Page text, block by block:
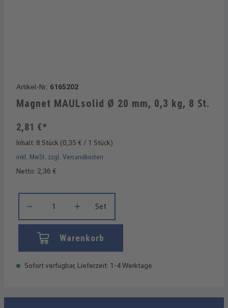
Artikel-Nr.: 6165202
Magnet MAULsolid Ø 20 mm, 0,3 kg, 8 St.
2,81 €*
Inhalt: 8 Stück (0,35 € / 1 Stück)
inkl. MwSt. zzgl. Versandkosten
Netto: 2,36 €
Set
Warenkorb
Sofort verfügbar, Lieferzeit: 1-4 Werktage